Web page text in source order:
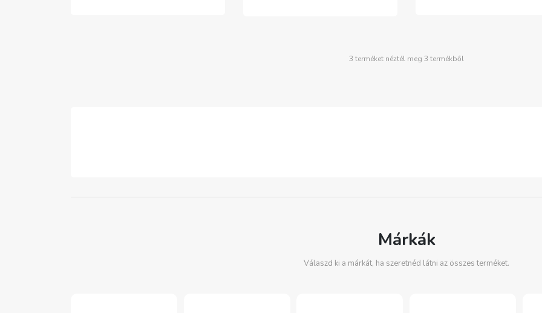
3 terméket néztél meg 3 termékből
Márkák
Válaszd ki a márkát, ha szeretnéd látni az összes terméket.